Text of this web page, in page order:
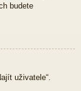
budete
uživatele“.